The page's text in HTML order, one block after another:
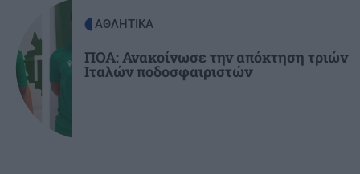
ΑΘΛΗΤΙΚΑ
ΠΟΑ: Ανακοίνωσε την απόκτηση τριών
Ιταλών ποδοσφαιριστών